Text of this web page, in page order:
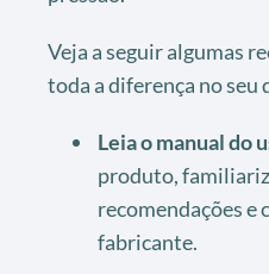
Veja a seguir algumas
toda a diferença no seu
Leia o manual do
produto,
recomendações e
fabricante.